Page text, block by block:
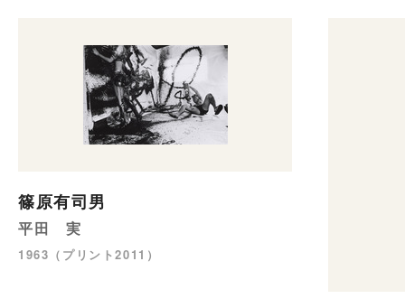
篠原有司男
平田 実
1963（プリント2011）